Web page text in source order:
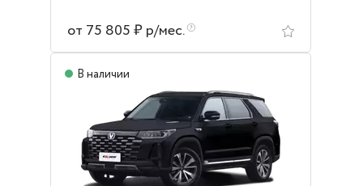
от 75 805 ₽ р/мес.
В наличии